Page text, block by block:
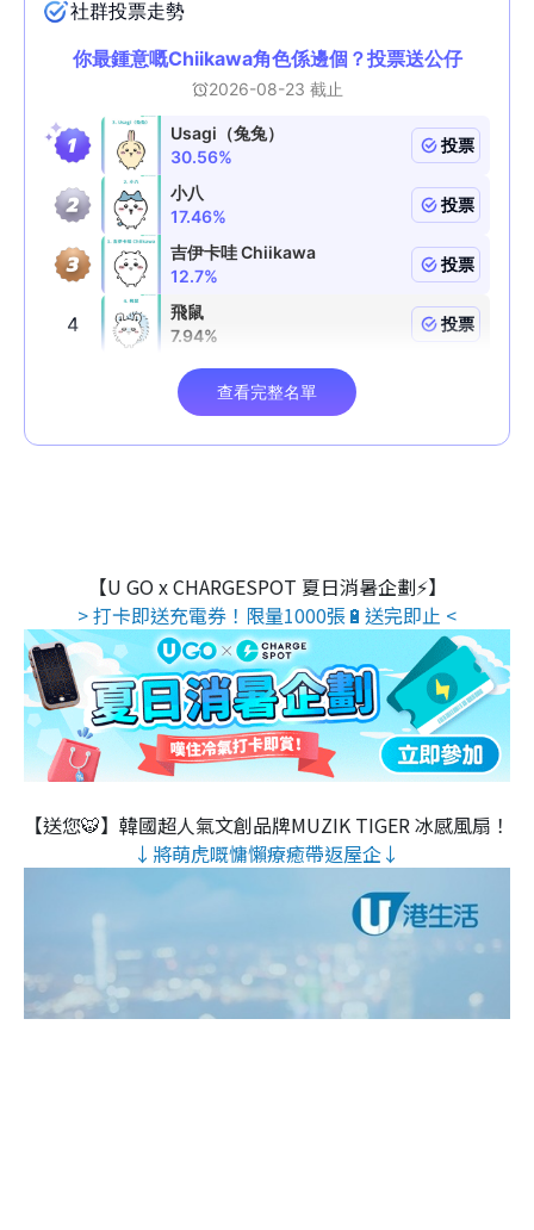
【U GO x CHARGESPOT 夏日消暑企劃⚡】
> 打卡即送充電券！限量1000張🔋送完即止 <
【送您🐯】韓國超人氣文創品牌MUZIK TIGER 冰感風扇！
↓將萌虎嘅慵懶療癒帶返屋企↓